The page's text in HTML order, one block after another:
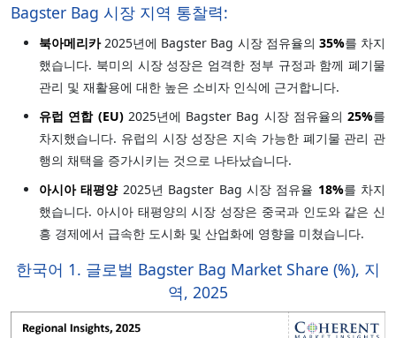
Bagster Bag 시장 지역 통찰력:
북아메리카2025년에 Bagster Bag 시장 점유율의 35%를 차지
했습니다. 북미의 시장 성장은 엄격한 정부 규정과 함께 폐기물
관리 및 재활용에 대한 높은 소비자 인식에 근거합니다.
유럽 연합 (EU)2025년에 Bagster Bag 시장 점유율의 25%를
차지했습니다. 유럽의 시장 성장은 지속 가능한 폐기물 관리 관
행의 채택을 증가시키는 것으로 나타났습니다.
아시아 태평양2025년 Bagster Bag 시장 점유율 18%를 차지
했습니다. 아시아 태평양의 시장 성장은 중국과 인도와 같은 신
흥 경제에서 급속한 도시화 및 산업화에 영향을 미쳤습니다.
한국어 1. 글로벌 Bagster Bag Market Share (%), 지
역, 2025